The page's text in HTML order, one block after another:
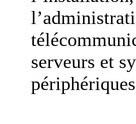
serveurs et